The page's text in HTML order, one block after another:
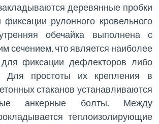
деревянные пробки
рулонного кровельного
обечайка выполнена с
сечением, что является наиболее
фиксации дефлекторов либо
Для простоты их крепления в
стаканов устанавливаются
анкерные болты. Между
теплоизолирующие